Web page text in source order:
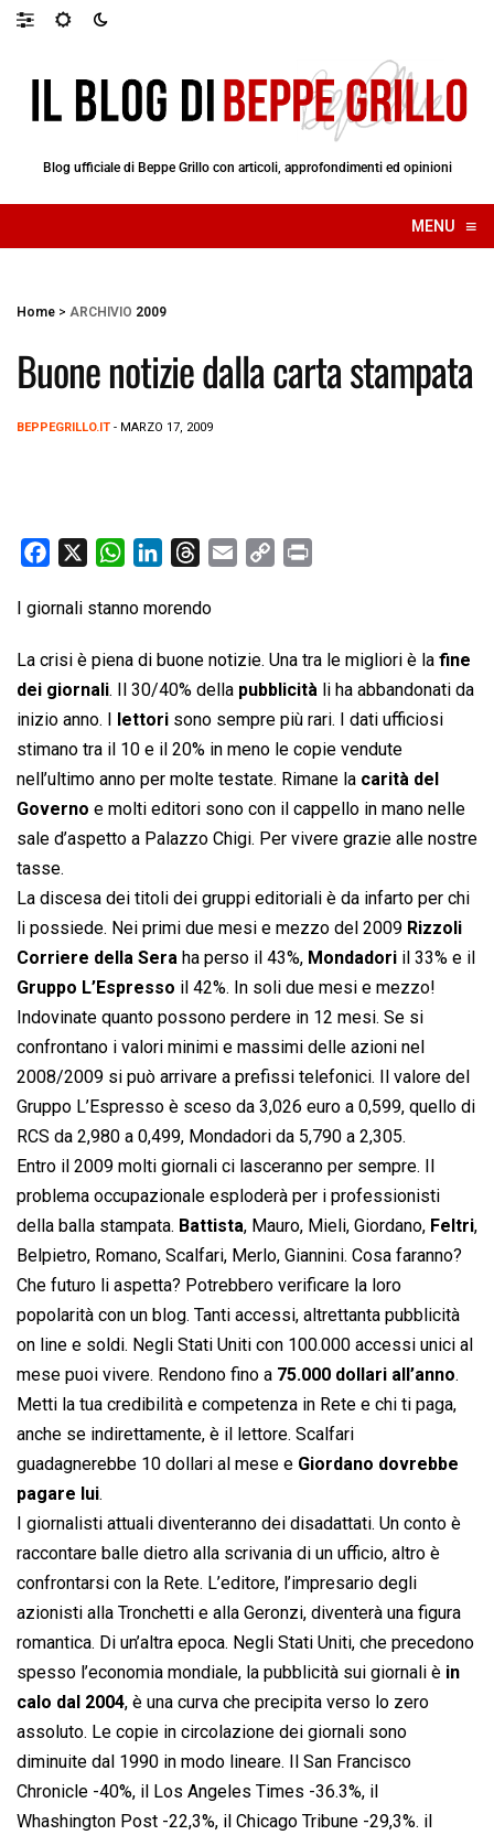
Blog ufficiale di Beppe Grillo con articoli, approfondimenti ed opinioni
MENU ≡
☰
Home > ARCHIVIO 2009
Buone notizie dalla carta stampata
BEPPEGRILLO.IT - MARZO 17, 2009
c
b
o
o
k
W
a
s
A
p
p
n
e
d
I
n
r
a
d
s
l
L
i
n
k
t
I giornali stanno morendo
La crisi è piena di buone notizie. Una tra le migliori è la fine
dei giornali. Il 30/40% della pubblicità li ha abbandonati da
inizio anno. I
lettori sono sempre più rari. I dati ufficiosi
stimano tra il 10 e il 20% in meno le copie vendute
nell’ultimo anno per molte testate. Rimane la carità del
Governo e molti editori sono con il cappello in mano nelle
sale d’aspetto a Palazzo Chigi. Per vivere grazie alle nostre
tasse.
La discesa dei titoli dei gruppi editoriali è da infarto per chi
li possiede. Nei primi due mesi e mezzo del 2009 Rizzoli
Corriere della Sera ha perso il 43%, Mondadori il 33% e il
Gruppo L’Espresso il 42%. In soli due mesi e mezzo!
Indovinate quanto possono perdere in 12 mesi. Se si
confrontano i valori minimi e massimi delle azioni nel
2008/2009 si può arrivare a prefissi telefonici. Il valore del
Gruppo L’Espresso è sceso da 3,026 euro a 0,599, quello di
RCS da 2,980 a 0,499, Mondadori da 5,790 a 2,305.
Entro il 2009 molti giornali ci lasceranno per sempre. Il
problema occupazionale esploderà per i professionisti
della balla stampata. Battista, Mauro, Mieli, Giordano, Feltri,
Belpietro, Romano, Scalfari, Merlo, Giannini. Cosa faranno?
Che futuro li aspetta? Potrebbero verificare la loro
popolarità con un blog. Tanti accessi, altrettanta pubblicità
on line e soldi. Negli Stati Uniti con 100.000 accessi unici al
mese puoi vivere. Rendono fino a 75.000 dollari all’anno.
Metti la tua credibilità e competenza in Rete e chi ti paga,
anche se indirettamente, è il lettore. Scalfari
guadagnerebbe 10 dollari al mese e Giordano dovrebbe
pagare lui.
I giornalisti attuali diventeranno dei disadattati. Un conto è
raccontare balle dietro alla scrivania di un ufficio, altro è
confrontarsi con la Rete. L’editore, l’impresario degli
azionisti alla Tronchetti e alla Geronzi, diventerà una figura
romantica. Di un’altra epoca. Negli Stati Uniti, che precedono
spesso l’economia mondiale, la pubblicità sui giornali è in
calo dal 2004, è una curva che precipita verso lo zero
assoluto. Le copie in circolazione dei giornali sono
diminuite dal 1990 in modo lineare. Il San Francisco
Chronicle -40%, il Los Angeles Times -36.3%, il
Whashington Post -22,3%, il Chicago Tribune -29,3%. il